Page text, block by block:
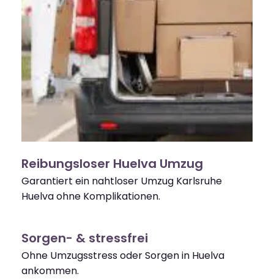
Reibungsloser Huelva Umzug
Garantiert ein nahtloser Umzug Karlsruhe
Huelva ohne Komplikationen.
Sorgen- & stressfrei
Ohne Umzugsstress oder Sorgen in Huelva
ankommen.